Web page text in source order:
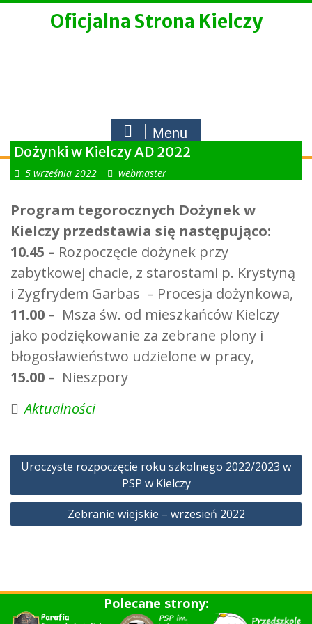
Skip
Oficjalna Strona Kielczy
Menu
Dożynki w Kielczy AD 2022
5 września 2022 webmaster
Program tegorocznych Dożynek w
Kielczy przedstawia się następująco:
10.45 – Rozpoczęcie dożynek przy
zabytkowej chacie, z starostami p. Krystyną
i Zygfrydem Garbas – Procesja dożynkowa,
11.00 – Msza św. od mieszkańców Kielczy
jako podziękowanie za zebrane plony i
błogosławieństwo udzielone w pracy,
15.00 – Nieszpory
Aktualności
Nawigacja
Uroczyste rozpoczęcie roku szkolnego 2022/2023 w
PSP w Kielczy
Zebranie wiejskie – wrzesień 2022
Polecane strony: